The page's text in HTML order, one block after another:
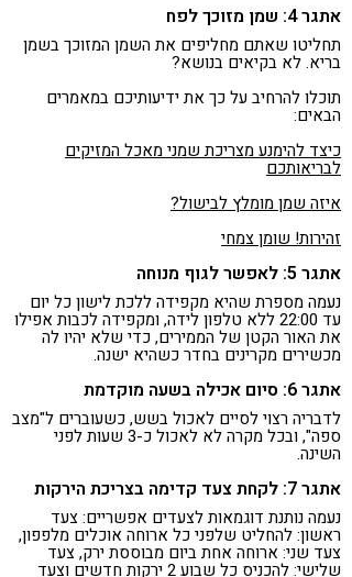
אתגר 4: שמן מזוכך לפח
תחליטו שאתם מחליפים את השמן המזוכך בשמן
בריא. לא בקיאים בנושא?
תוכלו להרחיב על כך את ידיעותיכם במאמרים
הבאים:
כיצד להימנע מצריכת שמני מאכל המזיקים
לבריאותכם
איזה שמן מומלץ לבישול?
זהירות! שומן צמחי
אתגר 5: לאפשר לגוף מנוחה
נעמה מספרת שהיא מקפידה ללכת לישון כל יום
עד 22:00 ללא טלפון לידה, ומקפידה לכבות אפילו
את האור הקטן של הממירים, כדי שלא יהיו לה
מכשירים מקרינים בחדר כשהיא ישנה.
אתגר 6: סיום אכילה בשעה מוקדמת
לדבריה רצוי לסיים לאכול בשש, כשעוברים ל"מצב
ספה", ובכל מקרה לא לאכול כ-3 שעות לפני
השינה.
אתגר 7: לקחת צעד קדימה בצריכת הירקות
נעמה נותנת דוגמאות לצעדים אפשריים: צעד
ראשון: להחליט שלפני כל ארוחה אוכלים מלפפון,
צעד שני: ארוחה אחת ביום מבוססת ירק, צעד
שלישי: להכניס כל שבוע 2 ירקות חדשים וצעד